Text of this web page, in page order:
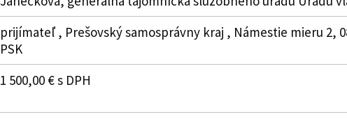
prijímateľ , Prešovský samosprávny kraj , Námestie mieru 2,
PSK
1 500,00 € s DPH